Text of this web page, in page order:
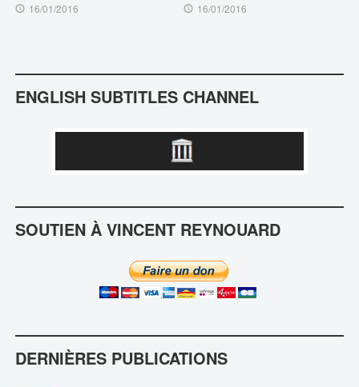
16/01/2016 16/01/2016
ENGLISH SUBTITLES CHANNEL
SOUTIEN À VINCENT REYNOUARD
DERNIÈRES PUBLICATIONS